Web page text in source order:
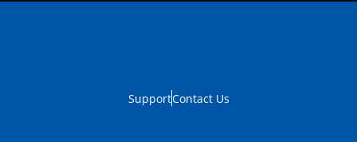
SupportContact Us